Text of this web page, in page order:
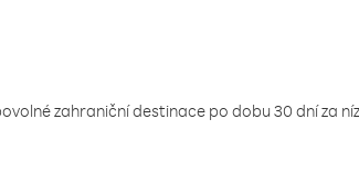
zahraniční destinace po dobu 30 dní za